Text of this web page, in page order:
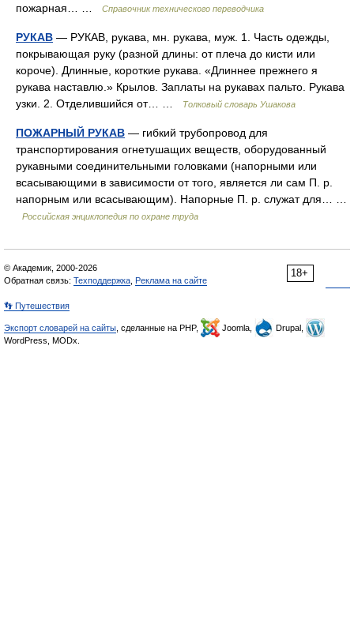
пожарная… …
Справочник технического переводчика
РУКАВ — РУКАВ, рукава, мн. рукава, муж. 1. Часть одежды,
покрывающая руку (разной длины: от плеча до кисти или
короче). Длинные, короткие рукава. «Длиннее прежнего я
рукава наставлю.» Крылов. Заплаты на рукавах пальто. Рукава
узки. 2. Отделившийся от… …
Толковый словарь Ушакова
ПОЖАРНЫЙ РУКАВ — гибкий трубопровод для
транспортирования огнетушащих веществ, оборудованный
рукавными соединительными головками (напорными или
всасывающими в зависимости от того, является ли сам П. р.
напорным или всасывающим). Напорные П. р. служат для… …
Российская энциклопедия по охране труда
18+
© Академик, 2000-2026
Обратная связь: Техподдержка Реклама на сайте
👣 Путешествия
Экспорт словарей на сайты , сделанные на PHP, Joomla,
Drupal,
WordPress, MODx.